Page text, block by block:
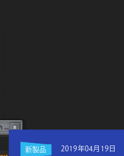
新製品 2019年04月19日